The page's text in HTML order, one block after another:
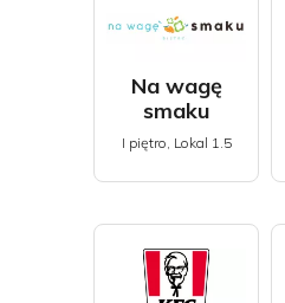
Na wagę
smaku
I piętro, Lokal 1.5